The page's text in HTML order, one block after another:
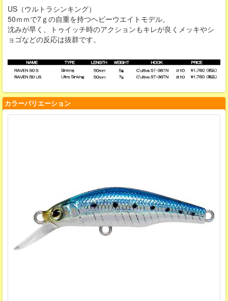
US（ウルトラシンキング）
50ｍｍで7ｇの自重を持つヘビーウエイトモデル。
沈みが早く、トゥイッチ時のアクションもキレが良くメッキやシ
ョゴなどの反応は抜群です。
カラーバリエーション